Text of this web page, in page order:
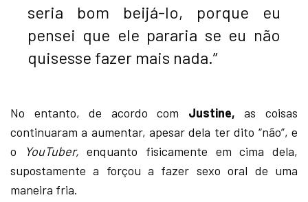
seria bom beijá-lo, porque eu
pensei que ele pararia se eu não
quisesse fazer mais nada.”
No entanto, de acordo com Justine, as coisas
continuaram a aumentar, apesar dela ter dito “não”, e
o
YouTuber, enquanto fisicamente em cima dela,
supostamente a forçou a fazer sexo oral de uma
maneira fria.